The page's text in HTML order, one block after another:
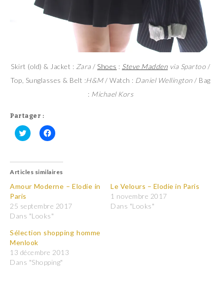
Skirt (old) & Jacket : Zara / Shoes : Steve Madden via Spartoo /
Top, Sunglasses & Belt :H&M/ Watch : Daniel Wellington / Bag
: Michael Kors
Partager :
C
q
e
p
o
u
r
p
a
t
a
g
e
r
s
C
q
e
p
r
p
a
t
a
e
r
s
Articles similaires
Amour Moderne – Elodie in
Paris
25 septembre 2017
Dans "Looks"
Le Velours – Elodie in Paris
1 novembre 2017
Dans "Looks"
Sélection shopping homme
Menlook
13 décembre 2013
Dans "Shopping"